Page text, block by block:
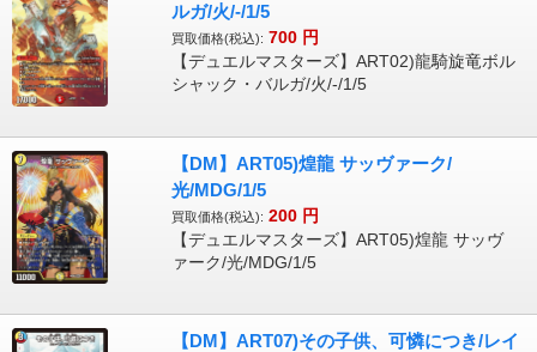
ルガ/火/-/1/5
買取価格(税込): 700 円
【デュエルマスターズ】ART02)龍騎旋竜ボル
シャック・バルガ/火/-/1/5
【DM】ART05)煌龍 サッヴァーク/
光/MDG/1/5
買取価格(税込): 200 円
【デュエルマスターズ】ART05)煌龍 サッヴ
ァーク/光/MDG/1/5
【DM】ART07)その子供、可憐につき/レイ